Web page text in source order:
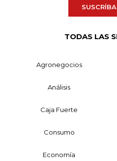
TODAS LAS
Agronegocios
Análisis
Caja Fuerte
Consumo
Economía